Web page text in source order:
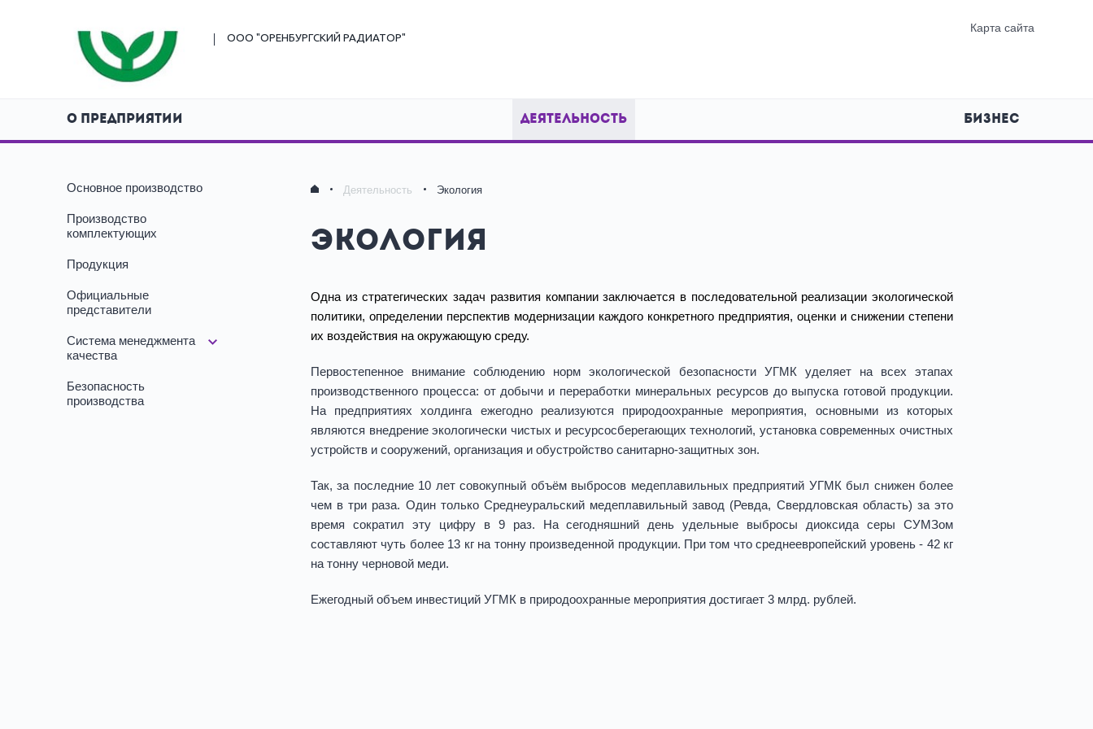
ООО "ОРЕНБУРГСКИЙ РАДИАТОР"
Карта сайта
О ПРЕДПРИЯТИИ ДЕЯТЕЛЬНОСТЬ БИЗНЕС
Основное производство
Производство
комплектующих
Продукция
Официальные
представители
Система менеджмента
качества
Безопасность
производства
Деятельность Экология
Экология
Одна из стратегических задач развития компании заключается в последовательной реализации экологической
политики, определении перспектив модернизации каждого конкретного предприятия, оценки и снижении степени
их воздействия на окружающую среду.
Первостепенное внимание соблюдению норм экологической безопасности УГМК уделяет на всех этапах
производственного процесса: от добычи и переработки минеральных ресурсов до выпуска готовой продукции.
На предприятиях холдинга ежегодно реализуются природоохранные мероприятия, основными из которых
являются внедрение экологически чистых и ресурсосберегающих технологий, установка современных очистных
устройств и сооружений, организация и обустройство санитарно-защитных зон.
Так, за последние 10 лет совокупный объём выбросов медеплавильных предприятий УГМК был снижен более
чем в три раза. Один только Среднеуральский медеплавильный завод (Ревда, Свердловская область) за это
время сократил эту цифру в 9 раз. На сегодняшний день удельные выбросы диоксида серы СУМЗом
составляют чуть более 13 кг на тонну произведенной продукции. При том что среднеевропейский уровень - 42 кг
на тонну черновой меди.
Ежегодный объем инвестиций УГМК в природоохранные мероприятия достигает 3 млрд. рублей.